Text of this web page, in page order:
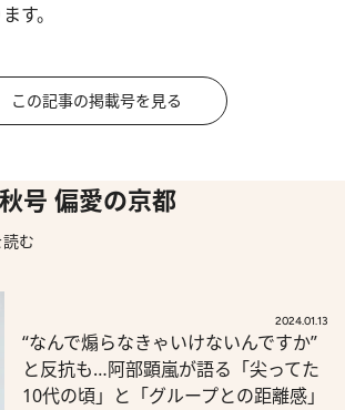
す。
この記事の掲載号を見る
号 偏愛の京都
む
2024.01.13
“なんで煽らなきゃいけないんですか”
と反抗も…阿部顕嵐が語る「尖ってた
10代の頃」と「グループとの距離感」